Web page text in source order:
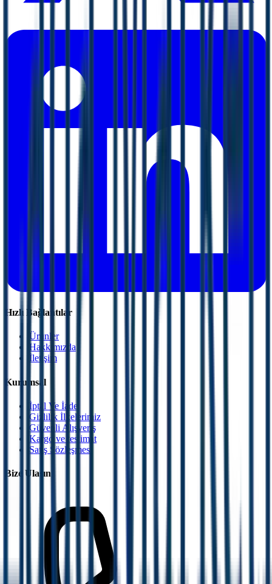
Hızlı Bağlantılar
Ürünler
Hakkımızda
İletişim
Kurumsal
İptal Ve İade
Gizlilik İlkelerimiz
Güvenli Alışveriş
Kargo ve teslimat
Satış Sözleşmesi
Bize Ulaşın